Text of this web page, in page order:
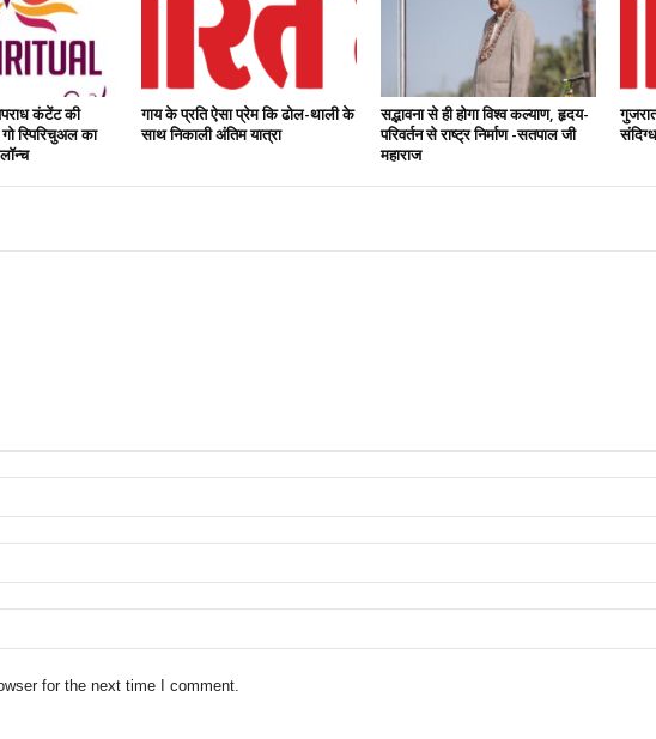
कंटेंट की
स्पिरिचुअल का
गाय के प्रति ऐसा प्रेम कि ढोल-थाली के
साथ निकाली अंतिम यात्रा
सद्भावना से ही होगा विश्व कल्याण, हृदय-
परिवर्तन से राष्ट्र निर्माण -सतपाल जी
महाराज
for the next time I comment.